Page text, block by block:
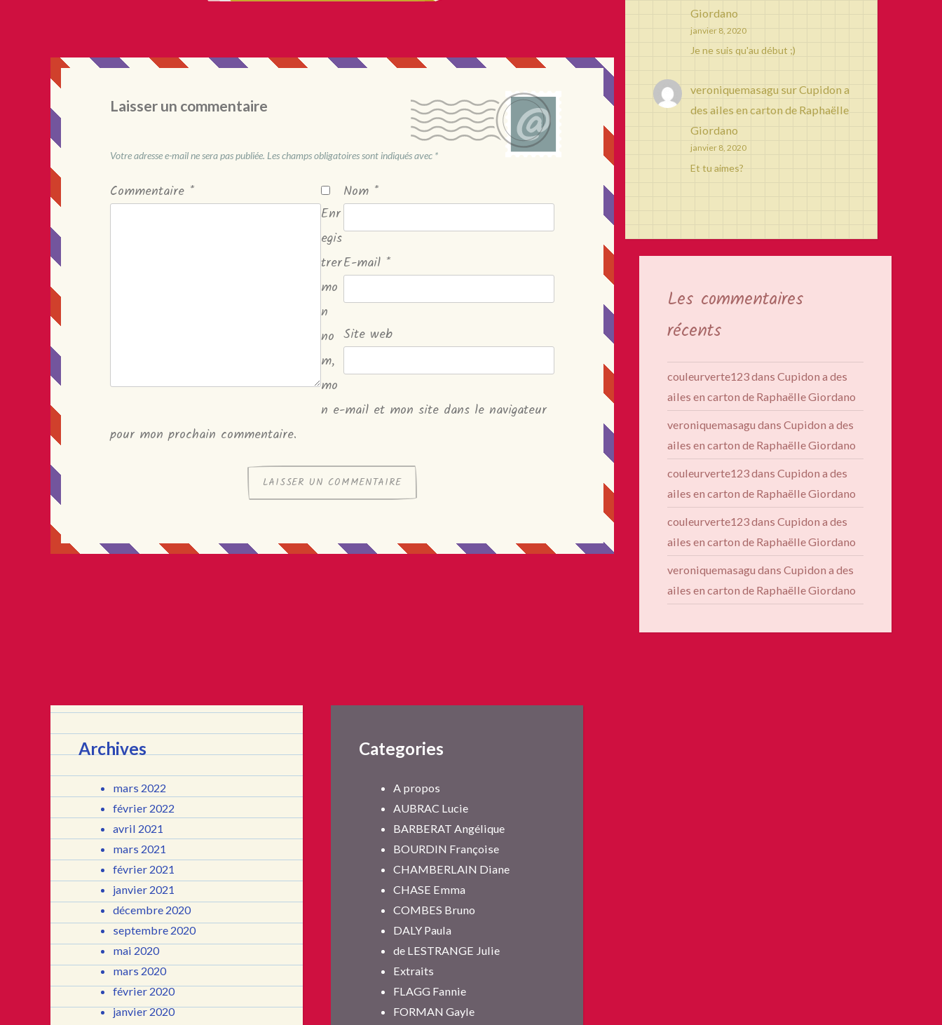
Laisser un commentaire
Votre adresse e-mail ne sera pas publiée. Les champs obligatoires sont indiqués avec *
Commentaire * Nom *
E-mail *
Site web
Enr
egis
trer
mo
n
no
m,
mo
n e-mail et mon site dans le navigateur
pour mon prochain commentaire.
Giordano
janvier 8, 2020
Je ne suis qu'au début ;)
veroniquemasagu surCupidon a
des ailes en carton de Raphaëlle
Giordano
janvier 8, 2020
Et tu aimes?
Les commentaires
récents
couleurverte123dans Cupidon a des
ailes en carton de Raphaëlle Giordano
veroniquemasagu dans Cupidon a des
ailes en carton de Raphaëlle Giordano
couleurverte123dans Cupidon a des
ailes en carton de Raphaëlle Giordano
couleurverte123dans Cupidon a des
ailes en carton de Raphaëlle Giordano
veroniquemasagu dans Cupidon a des
ailes en carton de Raphaëlle Giordano
Archives
mars 2022
février 2022
avril 2021
mars 2021
février 2021
janvier 2021
décembre 2020
septembre 2020
mai 2020
mars 2020
février 2020
janvier 2020
Categories
A propos
AUBRAC Lucie
BARBERAT Angélique
BOURDIN Françoise
CHAMBERLAIN Diane
CHASE Emma
COMBES Bruno
DALY Paula
de LESTRANGE Julie
Extraits
FLAGG Fannie
FORMAN Gayle